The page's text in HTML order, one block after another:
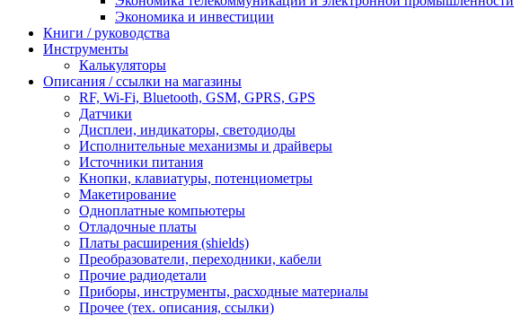
Экономика и инвестиции
Книги / руководства
Инструменты
Калькуляторы
Описания / ссылки на магазины
RF, Wi-Fi, Bluetooth, GSM, GPRS, GPS
Датчики
Дисплеи, индикаторы, светодиоды
Исполнительные механизмы и драйверы
Источники питания
Кнопки, клавиатуры, потенциометры
Макетирование
Одноплатные компьютеры
Отладочные платы
Платы расширения (shields)
Преобразователи, переходники, кабели
Прочие радиодетали
Приборы, инструменты, расходные материалы
Прочее (тех. описания, ссылки)